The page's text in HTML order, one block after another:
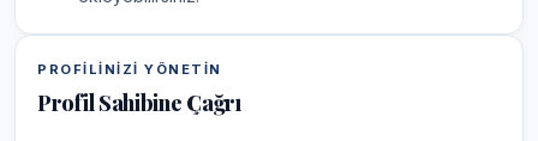
PROFILINIZI YÖNETIN
Profil Sahibine Çağrı